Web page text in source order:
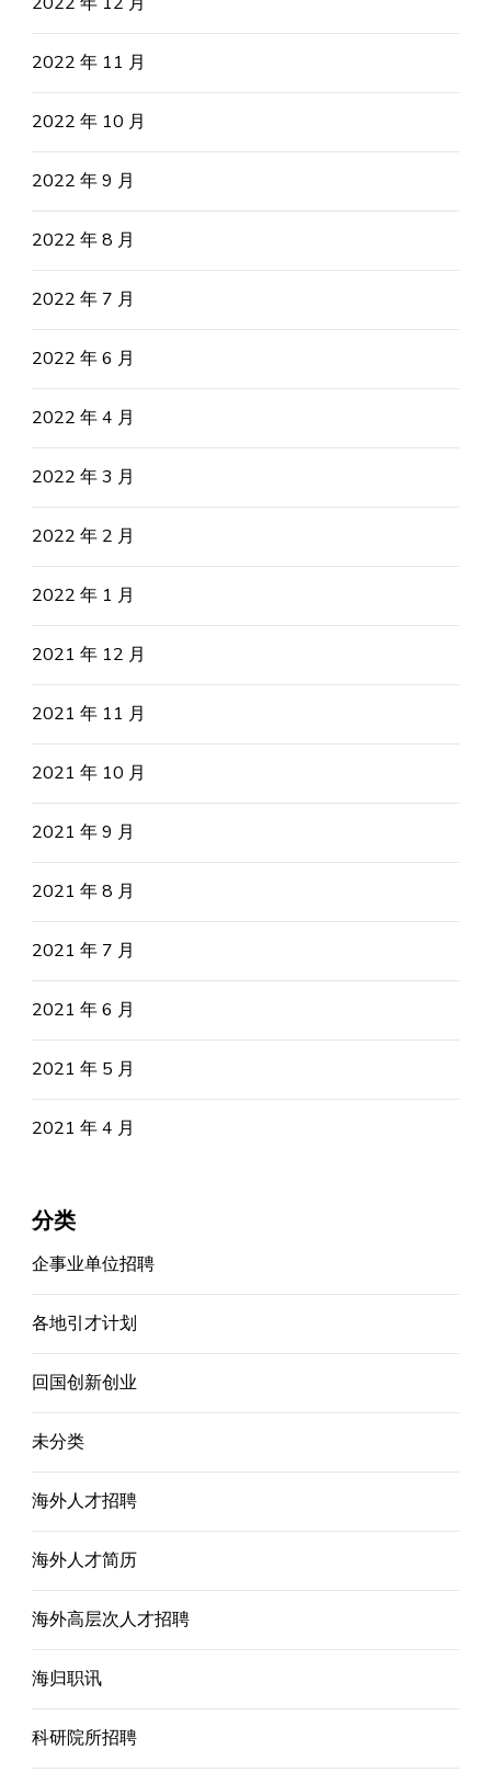
2022 年 11 月
2022 年 10 月
2022 年 9 月
2022 年 8 月
2022 年 7 月
2022 年 6 月
2022 年 4 月
2022 年 3 月
2022 年 2 月
2022 年 1 月
2021 年 12 月
2021 年 11 月
2021 年 10 月
2021 年 9 月
2021 年 8 月
2021 年 7 月
2021 年 6 月
2021 年 5 月
2021 年 4 月
分类
企事业单位招聘
各地引才计划
回国创新创业
未分类
海外人才招聘
海外人才简历
海外高层次人才招聘
海归职讯
科研院所招聘